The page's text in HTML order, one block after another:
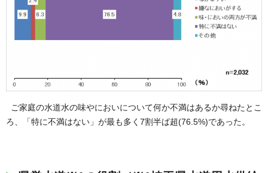
ご家庭の水道水の味やにおいについて何か不満はあるか尋ねたとこ
ろ、「特に不満はない」が最も多く7割半ば超(76.5%)であった。